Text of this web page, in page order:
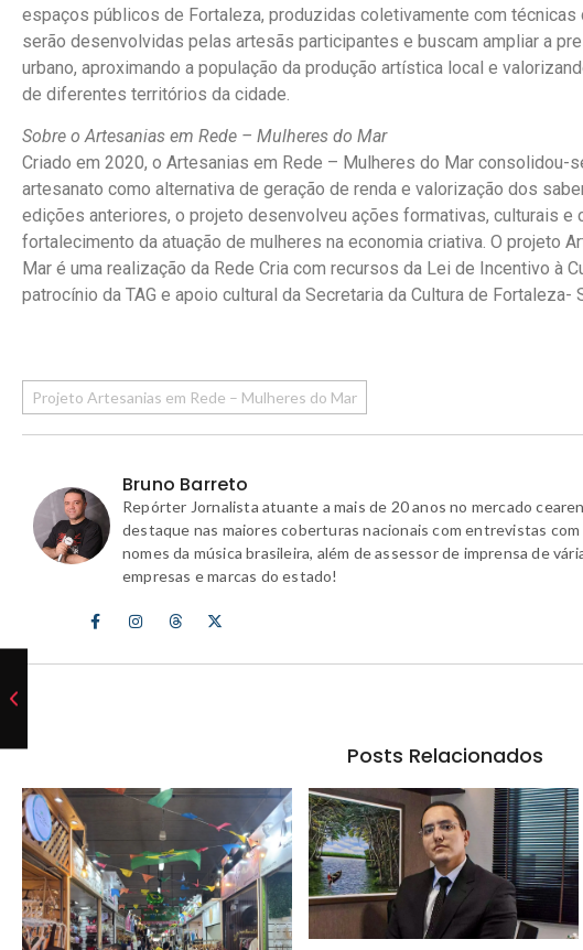
espaços públicos de Fortaleza, produzidas coletivamente com técnicas
serão desenvolvidas pelas artesãs participantes e buscam ampliar a
urbano, aproximando a população da produção artística local e
de diferentes territórios da cidade.
Sobre o Artesanias em Rede – Mulheres do Mar
Criado em 2020, o Artesanias em Rede – Mulheres do Mar consolidou-
artesanato como alternativa de geração de renda e valorização dos
edições anteriores, o projeto desenvolveu ações formativas, culturais e
fortalecimento da atuação de mulheres na economia criativa. O projeto
Mar é uma realização da Rede Cria com recursos da Lei de Incentivo à
patrocínio da TAG e apoio cultural da Secretaria da Cultura de Fortaleza-
Projeto Artesanias em Rede – Mulheres do Mar
Bruno Barreto
Repórter Jornalista atuante a mais de 20 anos no mercado
destaque nas maiores coberturas nacionais com entrevistas com
nomes da música brasileira, além de assessor de imprensa de
empresas e marcas do estado!
Posts Relacionados